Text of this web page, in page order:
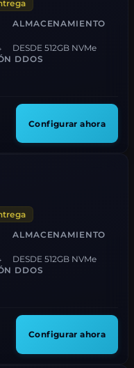
ALMACENAMIENTO
DESDE 512GB NVMe
DDOS
Configurar ahora
ALMACENAMIENTO
DESDE 512GB NVMe
DDOS
Configurar ahora